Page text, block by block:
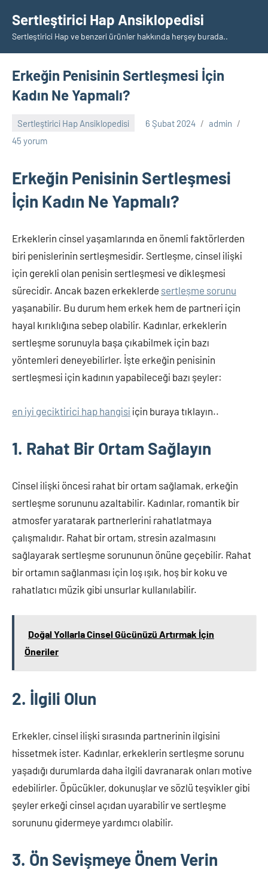
geçSertleştirici Hap Ansiklopedisi
Sertleştirici Hap ve benzeri ürünler hakkında herşey burada..
Erkeğin Penisinin Sertleşmesi İçin
Kadın Ne Yapmalı?
Sertleştirici Hap Ansiklopedisi 6 Şubat 2024
admin
45 yorum
Erkeğin Penisinin Sertleşmesi
İçin Kadın Ne Yapmalı?
Erkeklerin cinsel yaşamlarında en önemli faktörlerden
biri penislerinin sertleşmesidir. Sertleşme, cinsel ilişki
için gerekli olan penisin sertleşmesi ve dikleşmesi
sürecidir. Ancak bazen erkeklerde sertleşme sorunu
yaşanabilir. Bu durum hem erkek hem de partneri için
hayal kırıklığına sebep olabilir. Kadınlar, erkeklerin
sertleşme sorunuyla başa çıkabilmek için bazı
yöntemleri deneyebilirler. İşte erkeğin penisinin
sertleşmesi için kadının yapabileceği bazı şeyler:
en iyi geciktirici hap hangisi için buraya tıklayın..
1. Rahat Bir Ortam Sağlayın
Cinsel ilişki öncesi rahat bir ortam sağlamak, erkeğin
sertleşme sorununu azaltabilir. Kadınlar, romantik bir
atmosfer yaratarak partnerlerini rahatlatmaya
çalışmalıdır. Rahat bir ortam, stresin azalmasını
sağlayarak sertleşme sorununun önüne geçebilir. Rahat
bir ortamın sağlanması için loş ışık, hoş bir koku ve
rahatlatıcı müzik gibi unsurlar kullanılabilir.
Doğal Yollarla Cinsel Gücünüzü Artırmak İçin
Öneriler
2. İlgili Olun
Erkekler, cinsel ilişki sırasında partnerinin ilgisini
hissetmek ister. Kadınlar, erkeklerin sertleşme sorunu
yaşadığı durumlarda daha ilgili davranarak onları motive
edebilirler. Öpücükler, dokunuşlar ve sözlü teşvikler gibi
şeyler erkeği cinsel açıdan uyarabilir ve sertleşme
sorununu gidermeye yardımcı olabilir.
3. Ön Sevişmeye Önem Verin